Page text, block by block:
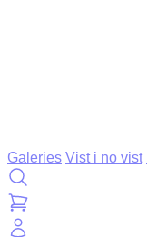
Galeries Vist i no vist